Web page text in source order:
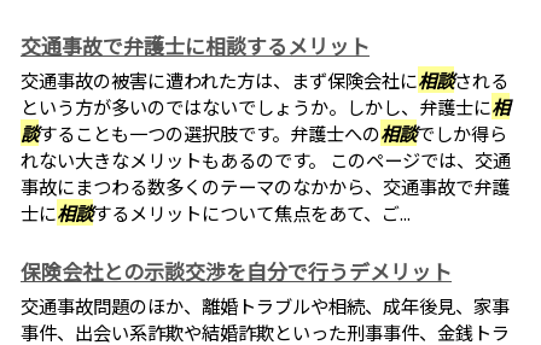
交通事故で弁護士に相談するメリット
交通事故の被害に遭われた方は、まず保険会社に相談される
という方が多いのではないでしょうか。しかし、弁護士に相
談することも一つの選択肢です。弁護士への相談でしか得ら
れない大きなメリットもあるのです。 このページでは、交通
事故にまつわる数多くのテーマのなかから、交通事故で弁護
士に相談するメリットについて焦点をあて、ご...
保険会社との示談交渉を自分で行うデメリット
交通事故問題のほか、離婚トラブルや相続、成年後見、家事
事件、出会い系詐欺や結婚詐欺といった刑事事件、金銭トラ